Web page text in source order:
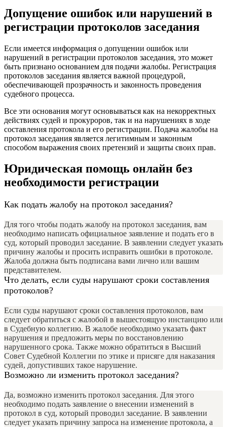
Допущение ошибок или нарушений в
регистрации протоколов заседания
Если имеется информация о допущении ошибок или
нарушений в регистрации протоколов заседания, это может
быть признано основанием для подачи жалобы. Регистрация
протоколов заседания является важной процедурой,
обеспечивающей прозрачность и законность проведения
судебного процесса.
Все эти основания могут основываться как на некорректных
действиях судей и прокуроров, так и на нарушениях в ходе
составления протокола и его регистрации. Подача жалобы на
протокол заседания является легитимным и законным
способом выражения своих претензий и защиты своих прав.
Юридическая помощь онлайн без
необходимости регистрации
Как подать жалобу на протокол заседания?
Для того чтобы подать жалобу на протокол заседания, вам
необходимо написать официальное заявление и подать его в
суд, который проводил заседание. В заявлении следует указать
причину жалобы и просить исправить ошибки в протоколе.
Жалоба должна быть подписана вами лично или вашим
представителем.
Что делать, если суды нарушают сроки составления
протоколов?
Если суды нарушают сроки составления протоколов, вам
следует обратиться с жалобой в вышестоящую инстанцию или
в Судебную коллегию. В жалобе необходимо указать факт
нарушения и предложить меры по восстановлению
нарушенного срока. Также можно обратиться в Высший
Совет Судебной Коллегии по этике и присяге для наказания
судей, допустивших такое нарушение.
Возможно ли изменить протокол заседания?
Да, возможно изменить протокол заседания. Для этого
необходимо подать заявление о внесении изменений в
протокол в суд, который проводил заседание. В заявлении
следует указать причину запроса на изменение протокола, а